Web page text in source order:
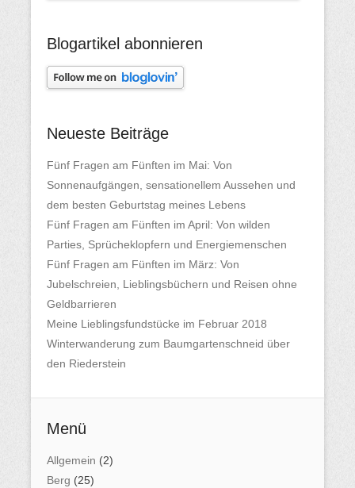
Blogartikel abonnieren
Neueste Beiträge
Fünf Fragen am Fünften im Mai: Von
Sonnenaufgängen, sensationellem Aussehen und
dem besten Geburtstag meines Lebens
Fünf Fragen am Fünften im April: Von wilden
Parties, Sprücheklopfern und Energiemenschen
Fünf Fragen am Fünften im März: Von
Jubelschreien, Lieblingsbüchern und Reisen ohne
Geldbarrieren
Meine Lieblingsfundstücke im Februar 2018
Winterwanderung zum Baumgartenschneid über
den Riederstein
Menü
Allgemein (2)
Berg (25)